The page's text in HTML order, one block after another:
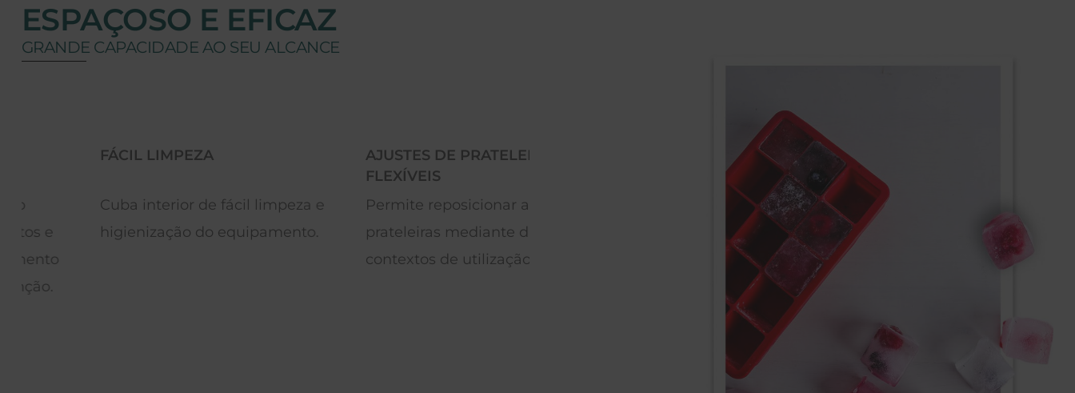
ESPAÇOSO E EFICAZ
GRANDE CAPACIDADE AO SEU ALCANCE
FÁCIL LIMPEZA
Cuba interior de fácil limpeza e
higienização do equipamento.
AJUSTES DE PRATELEIRA
Permite reposicionar as
prateleiras mediante diferentes
contextos de utilização.
CONDENSADOR INTERNO
Sistema de dissipação de calor
otimizado potenciando uma
FLAT DESIGN
Design moderno e atraente para
qualquer espaço comercial.